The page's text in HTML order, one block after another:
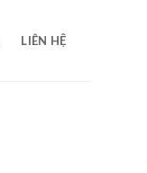
LIÊN HỆ